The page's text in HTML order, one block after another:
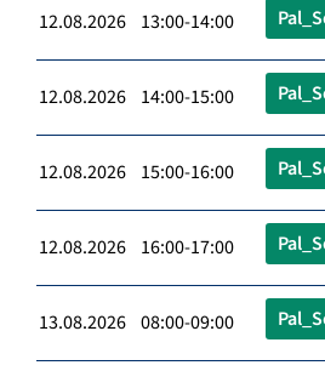
12.08.2026 13:00-14:00
12.08.2026 14:00-15:00
12.08.2026 15:00-16:00
12.08.2026 16:00-17:00
13.08.2026 08:00-09:00